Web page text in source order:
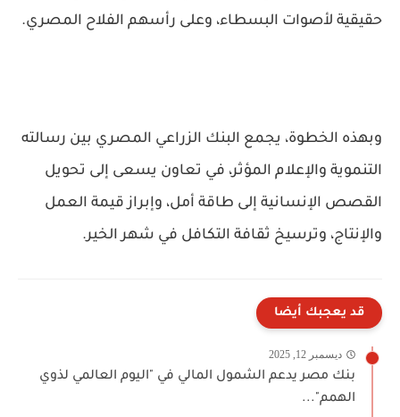
حقيقية لأصوات البسطاء، وعلى رأسهم الفلاح المصري.
وبهذه الخطوة، يجمع البنك الزراعي المصري بين رسالته
التنموية والإعلام المؤثر، في تعاون يسعى إلى تحويل
القصص الإنسانية إلى طاقة أمل، وإبراز قيمة العمل
والإنتاج، وترسيخ ثقافة التكافل في شهر الخير.
قد يعجبك أيضا
ديسمبر 12, 2025
بنك مصر يدعم الشمول المالي في "اليوم العالمي لذوي
الهمم"...